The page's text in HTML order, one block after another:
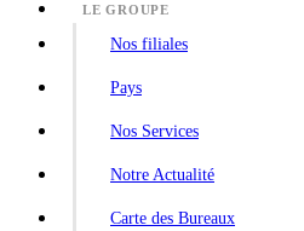
LE GROUPE
Nos filiales
Pays
Nos Services
Notre Actualité
Carte des Bureaux